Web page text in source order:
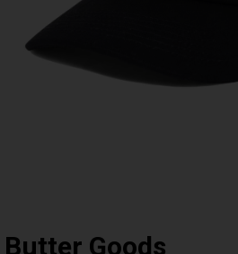
Butter Goods